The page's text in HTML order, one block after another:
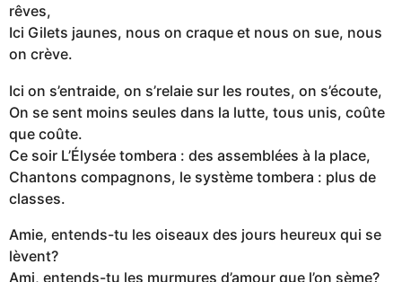
rêves,
Ici Gilets jaunes, nous on craque et nous on sue, nous
on crève.
Ici on s’entraide, on s’relaie sur les routes, on s’écoute,
On se sent moins seules dans la lutte, tous unis, coûte
que coûte.
Ce soir L’Élysée tombera : des assemblées à la place,
Chantons compagnons, le système tombera : plus de
classes.
Amie, entends-tu les oiseaux des jours heureux qui se
lèvent?
Ami, entends-tu les murmures d’amour que l’on sème?